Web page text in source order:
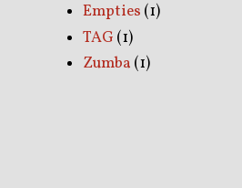
Empties (1)
TAG (1)
Zumba (1)